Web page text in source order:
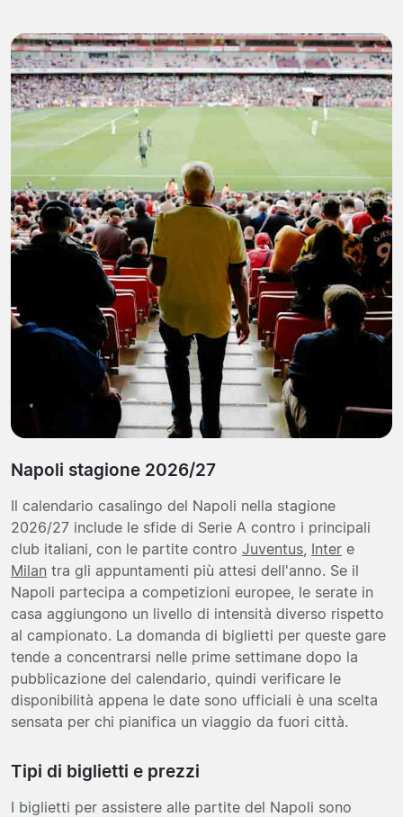
Napoli stagione 2026/27
Il calendario casalingo del Napoli nella stagione
2026/27 include le sfide di Serie A contro i principali
club italiani, con le partite contro Juventus Inter e
Milan tra gli appuntamenti più attesi dell'anno. Se il
Napoli partecipa a competizioni europee, le serate in
casa aggiungono un livello di intensità diverso rispetto
al campionato. La domanda di biglietti per queste gare
tende a concentrarsi nelle prime settimane dopo la
pubblicazione del calendario, quindi verificare le
disponibilità appena le date sono ufficiali è una scelta
sensata per chi pianifica un viaggio da fuori città.
Tipi di biglietti e prezzi
I biglietti per assistere alle partite del Napoli sono